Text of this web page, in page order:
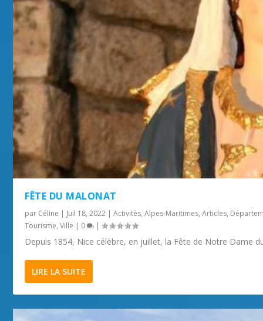
FÊTE DU MALONAT
par Céline | Juil 18, 2022 |Activités,Alpes-Maritimes,Articles,
Tourisme,Ville | 0 |
Depuis 1854, Nice célèbre, en juillet, la Fête de Notre Dame
LIRE LA SUITE